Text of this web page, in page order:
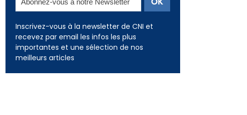
Inscrivez-vous à la newsletter de CNI et
recevez par email les infos les plus
importantes et une sélection de nos
meilleurs articles